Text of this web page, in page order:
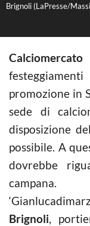
Brignoli (LaPresse/
promozione in
sede di
disposizione
possibile. A
dovrebbe
Brignoli,